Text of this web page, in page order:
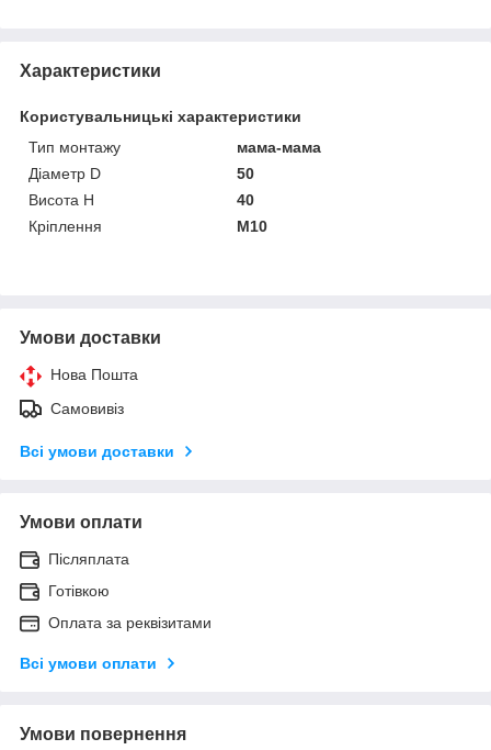
Характеристики
Користувальницькі характеристики
Тип монтажу
мама-мама
Діаметр D
50
Висота H
40
Кріплення
M10
Умови доставки
Нова Пошта
Самовивіз
Всі умови доставки
Умови оплати
Післяплата
Готівкою
Оплата за реквізитами
Всі умови оплати
Умови повернення